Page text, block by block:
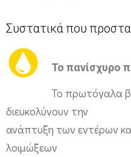
λ
κ
ς
σ
Συστατικά που
Το πανίσχυρο
Το πρωτόγαλα
διευκολύνουν την
ανάπτυξη των εντέρων
λοιμώξεων